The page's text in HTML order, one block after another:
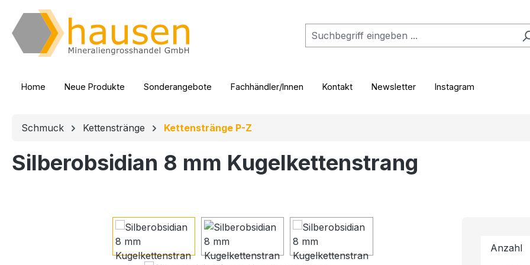
Hauptinhalt springen
Zur Suche springen
Zur Hauptnavigation springen
Home Neue Produkte Sonderangebote Fachhändler/Innen Kontakt Newsletter Instagram
Schmuck Kettenstränge Kettenstränge P-Z
Silberobsidian 8 mm Kugelkettenstrang
Bildergalerie überspringen
Anzahl